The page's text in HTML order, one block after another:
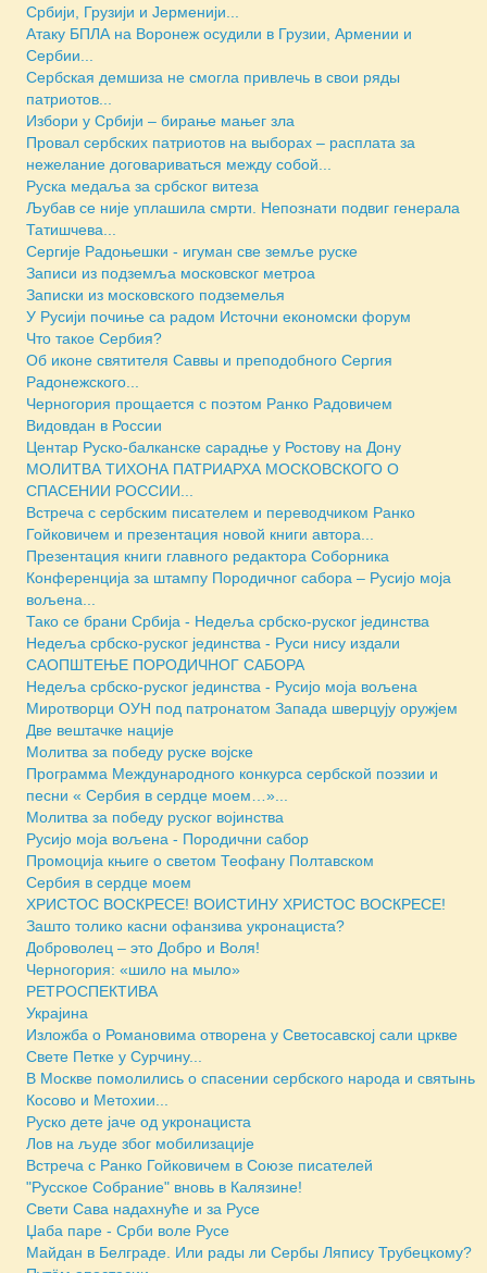
Србији, Грузији и Јерменији...
Атаку БПЛА на Воронеж осудили в Грузии, Армении и
Сербии...
Сербская демшиза не смогла привлечь в свои ряды
патриотов...
Избори у Србији – бирање мањег зла
Провал сербских патриотов на выборах – расплата за
нежелание договариваться между собой...
Руска медаља за србског витеза
Љубав се није уплашила смрти. Непознати подвиг генерала
Татишчева...
Сергије Радоњешки - игуман све земље руске
Записи из подземља московског метроа
Зaписки из московского подземелья
У Русији почиње са радом Источни економски форум
Что такое Сербия?
Об иконе святителя Саввы и преподобного Сергия
Радонежского...
Черногория прощается с поэтом Ранко Радовичем
Видовдан в России
Центар Руско-балканске сарадње у Ростову на Дону
МОЛИТВА ТИХОНА ПАТРИАРХА МОСКОВСКОГО О
СПАСЕНИИ РОССИИ...
Встреча с сербским писателем и переводчиком Ранко
Гойковичем и презентация новой книги автора...
Презентация книги главного редактора Соборника
Конференција за штампу Породичног сабора – Русијо моја
вољена...
Тако се брани Србија - Недеља србско-руског јединства
Недеља србско-руског јединства - Руси нису издали
САОПШТЕЊЕ ПОРОДИЧНОГ САБОРА
Недеља србско-руског јединства - Русијо моја вољена
Миротворци ОУН под патронатом Запада шверцују оружјем
Две вештачке нације
Молитва за победу руске војске
Программа Международного конкурса сербской поэзии и
песни « Сербия в сердце моем…»...
Молитва за победу руског војинства
Русијо моја вољена - Породични сабор
Промоција књиге о светом Теофану Полтавском
Сербия в сердце моем
ХРИСТОС ВОСКРЕСЕ! ВОИСТИНУ ХРИСТОС ВОСКРЕСЕ!
Зашто толико касни офанзива укронациста?
Доброволец – это Добро и Воля!
Черногория: «шило на мыло»
РЕТРОСПЕКТИВА
Украјина
Изложба о Романовима отворена у Светосавској сали цркве
Свете Петке у Сурчину...
В Москве помолились о спасении сербского народа и святынь
Косово и Метохии...
Руско дете јаче од укронациста
Лов на људе због мобилизације
Встреча с Ранко Гойковичем в Союзе писателей
"Русское Собрание" вновь в Калязине!
Свети Сава надахнуће и за Русе
Џаба паре - Срби воле Русе
Майдан в Белграде. Или рады ли Сербы Ляпису Трубецкому?